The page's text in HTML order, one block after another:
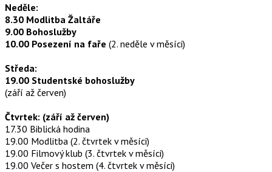
Neděle:
8.30 Modlitba Žaltáře
9.00 Bohoslužby
10.00 Posezení na faře (2. neděle v měsíci)
Středa:
19.00 Studentské bohoslužby
(září až červen)
Čtvrtek: (září až červen)
17.30 Biblická hodina
19.00 Modlitba (2. čtvrtek v měsíci)
19.00 Filmový klub (3. čtvrtek v měsíci)
19.00 Večer s hostem (4. čtvrtek v měsíci)